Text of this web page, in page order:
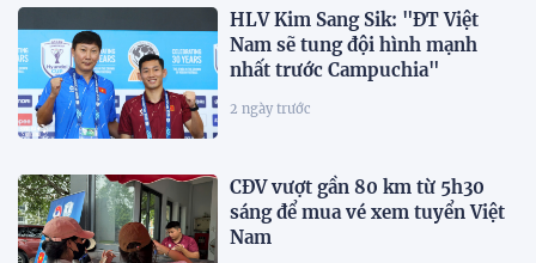
HLV Kim Sang Sik: "ĐT Việt
Nam sẽ tung đội hình mạnh
nhất trước Campuchia"
2 ngày trước
CĐV vượt gần 80 km từ 5h30
sáng để mua vé xem tuyển Việt
Nam